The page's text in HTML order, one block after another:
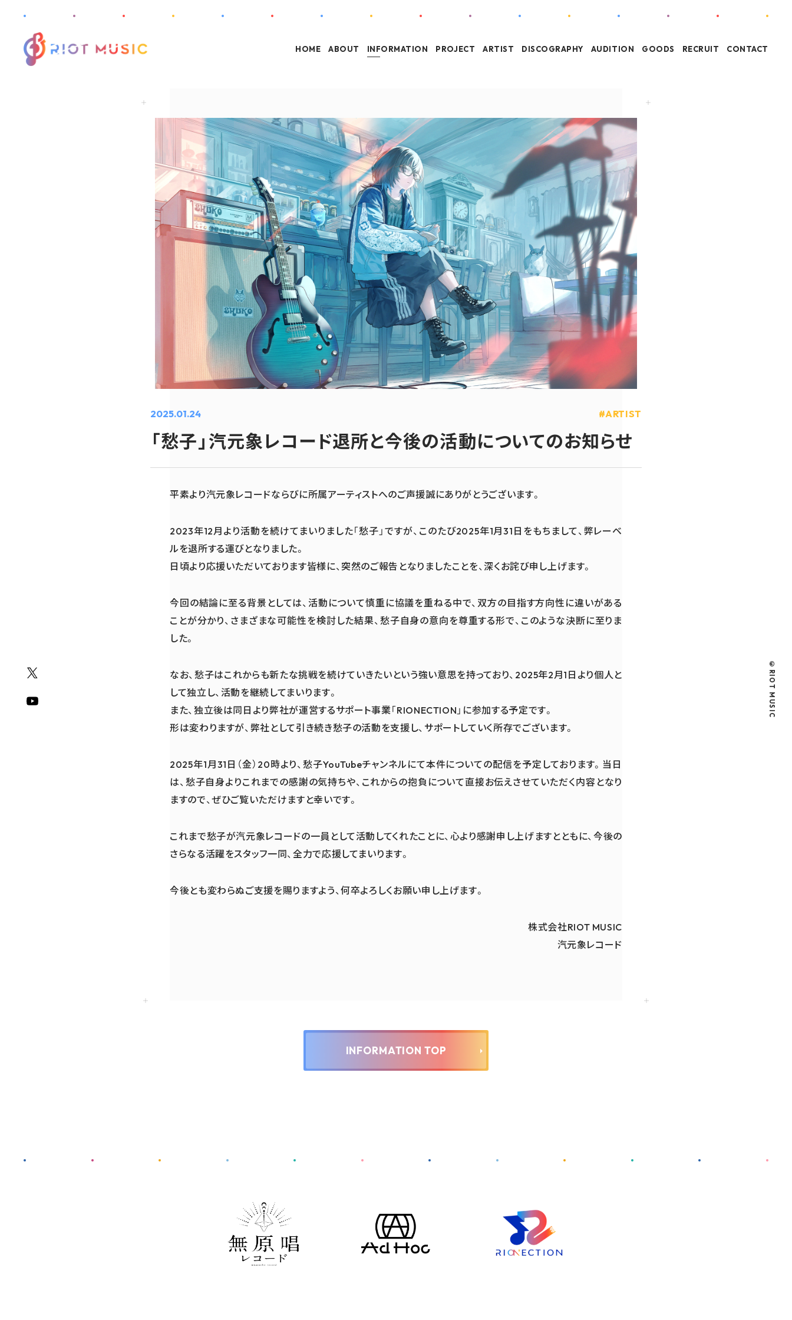
HOME ABOUT INFORMATION PROJECT ARTIST DISCOGRAPHY AUDITION GOODS RECRUIT CONTACT
2025.01.24 ARTIST
「愁子」汽元象レコード退所と今後の活動についてのお知らせ
平素より汽元象レコードならびに所属アーティストへのご声援誠にありがとうございます。
2023年12月より活動を続けてまいりました「愁子」ですが、このたび2025年1月31日をもちまして、弊レーベ
ルを退所する運びとなりました。
日頃より応援いただいております皆様に、突然のご報告となりましたことを、深くお詫び申し上げます。
今回の結論に至る背景としては、活動について慎重に協議を重ねる中で、双方の目指す方向性に違いがある
ことが分かり、さまざまな可能性を検討した結果、愁子自身の意向を尊重する形で、このような決断に至りま
した。
なお、愁子はこれからも新たな挑戦を続けていきたいという強い意思を持っており、2025年2月1日より個人と
して独立し、活動を継続してまいります。
また、独立後は同日より弊社が運営するサポート事業「RIONECTION」に参加する予定です。
形は変わりますが、弊社として引き続き愁子の活動を支援し、サポートしていく所存でございます。
2025年1月31日（金）20時より、愁子YouTubeチャンネルにて本件についての配信を予定しております。当日
は、愁子自身よりこれまでの感謝の気持ちや、これからの抱負について直接お伝えさせていただく内容となり
ますので、ぜひご覧いただけますと幸いです。
これまで愁子が汽元象レコードの一員として活動してくれたことに、心より感謝申し上げますとともに、今後の
さらなる活躍をスタッフ一同、全力で応援してまいります。
今後とも変わらぬご支援を賜りますよう、何卒よろしくお願い申し上げます。
株式会社RIOT MUSIC
汽元象レコード
INFORMATION TOP
©RIOT MUSIC